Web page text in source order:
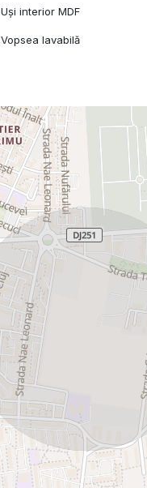
Uși interior MDF
Vopsea lavabilă